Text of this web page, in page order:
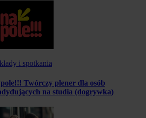
i spotkania
Twórczy plener dla osób
na studia (dogrywka)